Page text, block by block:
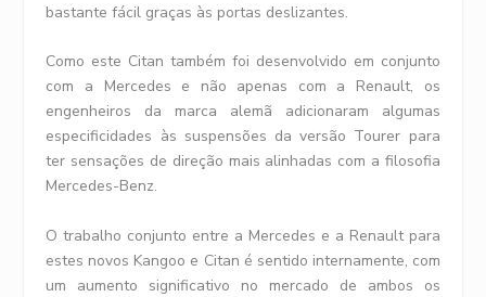
bastante fácil graças às portas deslizantes.
Como este Citan também foi desenvolvido em conjunto
com a Mercedes e não apenas com a Renault, os
engenheiros da marca alemã adicionaram algumas
especificidades às suspensões da versão Tourer para
ter sensações de direção mais alinhadas com a filosofia
Mercedes-Benz.
O trabalho conjunto entre a Mercedes e a Renault para
estes novos Kangoo e Citan é sentido internamente, com
um aumento significativo no mercado de ambos os